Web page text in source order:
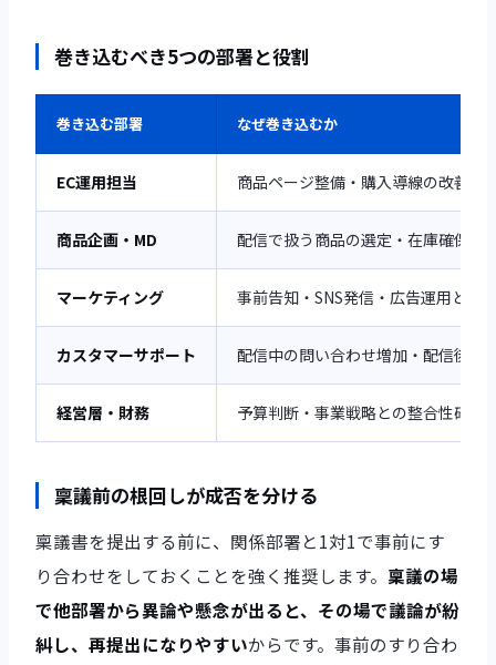
巻き込むべき5つの部署と役割
巻き込む部署 なぜ巻き込むか
EC運用担当 商品ページ整備・購入導線の改善が
商品企画・MD 配信で扱う商品の選定・在庫確保・
マーケティング 事前告知・SNS発信・広告運用との
カスタマーサポート 配信中の問い合わせ増加・配信後の
経営層・財務 予算判断・事業戦略との整合性確認
稟議前の根回しが成否を分ける
稟議書を提出する前に、関係部署と1対1で事前にす
り合わせをしておくことを強く推奨します。 稟議の場
で他部署から異論や懸念が出ると、その場で議論が紛
糾し、再提出になりやすいからです。事前のすり合わ